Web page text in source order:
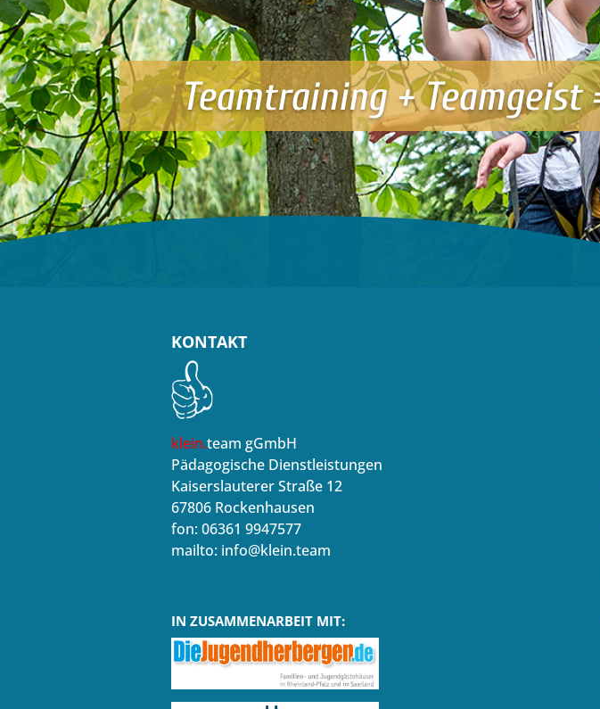
Teamtraining +
KONTAKT
klein.team gGmbH
Pädagogische Dienstleistungen
Kaiserslauterer Straße 12
67806 Rockenhausen
fon: 06361 9947577
mailto: info@klein.team
IN ZUSAMMENARBEIT MIT: